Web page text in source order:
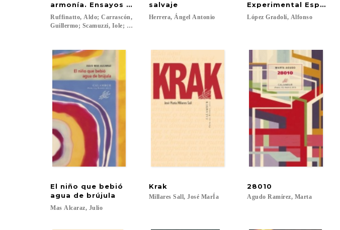
armonía. Ensayos sobre poesía española contemporánea
Ruffinatto, Aldo; Carrascón,
Guillermo; Scamuzzi, Iole; Simonatti, Selena...
salvaje
Herrera, Ángel Antonio
Experimental
López Gradolí, Alfonso
El niño que bebió
agua de brújula
Mas Alcaraz, Julio
Krak
Millares Sall, José MarÍa
28010
Agudo Ramírez, Marta